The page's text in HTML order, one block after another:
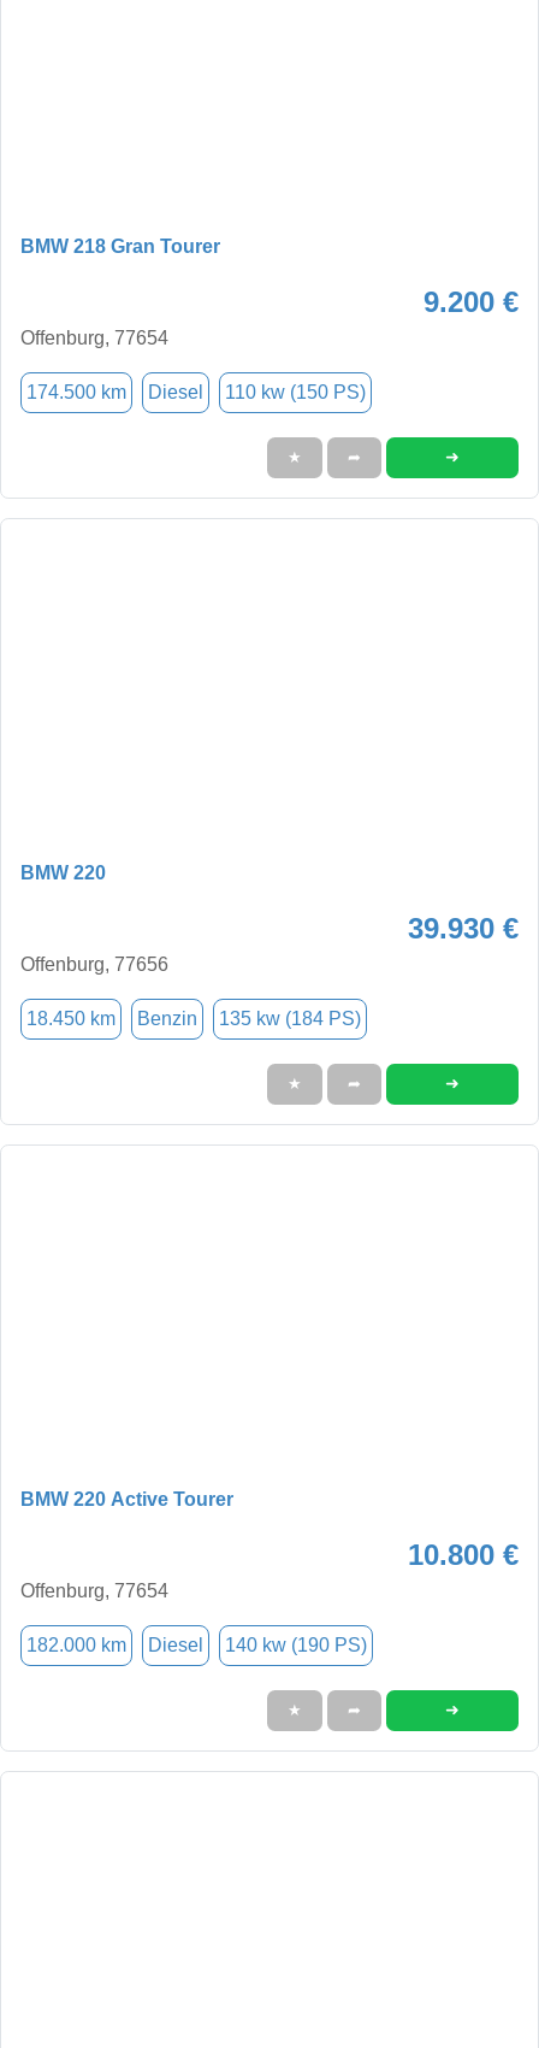
BMW 218 Gran Tourer
9.200 €
Offenburg, 77654
174.500 km Diesel 110 kw (150 PS)
★ ➦ ➜
BMW 220
39.930 €
Offenburg, 77656
18.450 km Benzin 135 kw (184 PS)
★ ➦ ➜
BMW 220 Active Tourer
10.800 €
Offenburg, 77654
182.000 km Diesel 140 kw (190 PS)
★ ➦ ➜